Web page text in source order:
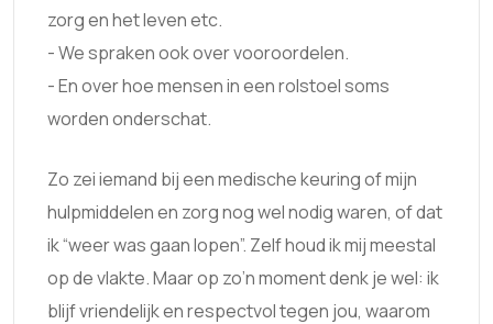
zorg en het leven etc.
- We spraken ook over vooroordelen.
- En over hoe mensen in een rolstoel soms
worden onderschat.
Zo zei iemand bij een medische keuring of mijn
hulpmiddelen en zorg nog wel nodig waren, of dat
ik “weer was gaan lopen”. Zelf houd ik mij meestal
op de vlakte. Maar op zo’n moment denk je wel: ik
blijf vriendelijk en respectvol tegen jou, waarom